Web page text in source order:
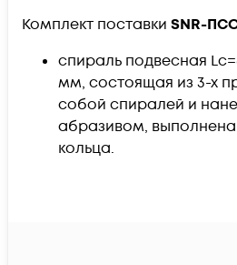
Комплект поставки SNR-
спираль подвесная
мм, состоящая из 3-х
собой спиралей и
абразивом,
кольца.